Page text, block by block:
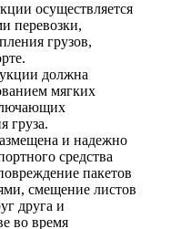
осуществляется
перевозки,
грузов,
должна
мягких
груза.
и надежно
средства
пакетов
смещение листов
друга и
во время